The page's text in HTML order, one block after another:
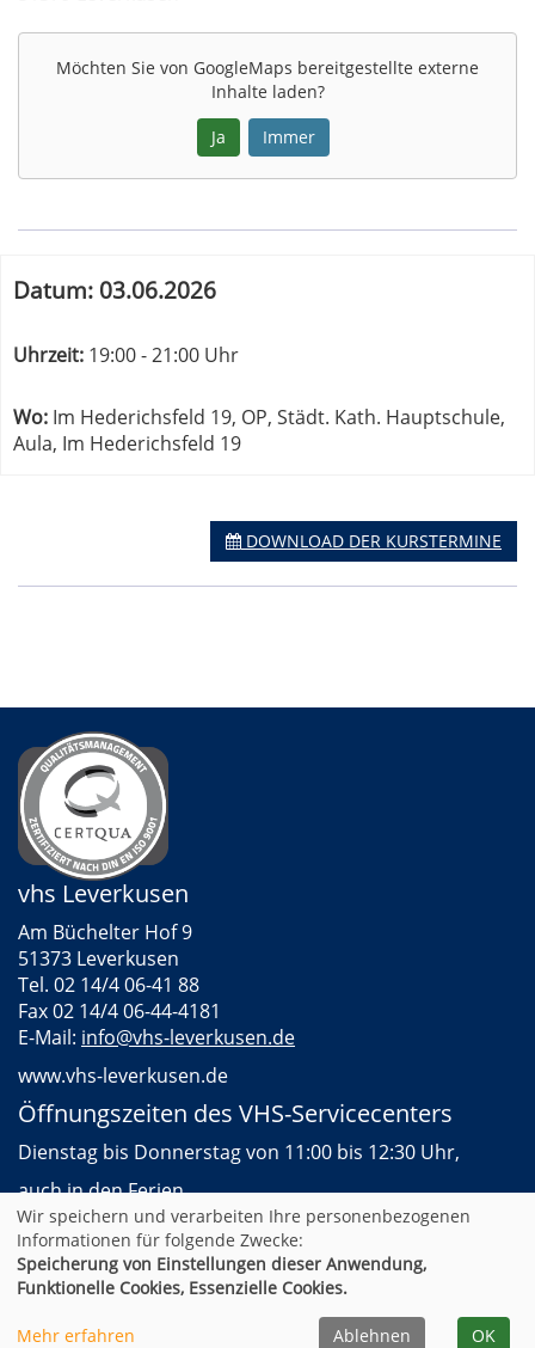
Möchten Sie von GoogleMaps bereitgestellte externe
Inhalte laden?
Ja
Immer
Maps
von
Kath.
Aula
in
zum
Kurs
Datum: 03.06.2026
Uhrzeit: 19:00 - 21:00 Uhr
Wo: Im Hederichsfeld 19, OP, Städt. Kath. Hauptschule,
Aula, Im Hederichsfeld 19
DOWNLOAD DER KURSTERMINE
vhs Leverkusen
Am Büchelter Hof 9
51373 Leverkusen
Tel. 02 14/4 06-41 88
Fax 02 14/4 06-44-4181
E-Mail: info@vhs-leverkusen.de
www.vhs-leverkusen.de
Öffnungszeiten des VHS-Servicecenters
Dienstag bis Donnerstag von 11:00 bis 12:30 Uhr,
auch in den Ferien
AGB Impressum Datenschutz Widerruf
Cookie Einstellungen
Wir speichern und verarbeiten Ihre personenbezogenen
Informationen für folgende Zwecke:
Speicherung von Einstellungen dieser Anwendung,
Funktionelle Cookies, Essenzielle Cookies.
Mehr erfahren Ablehnen OK